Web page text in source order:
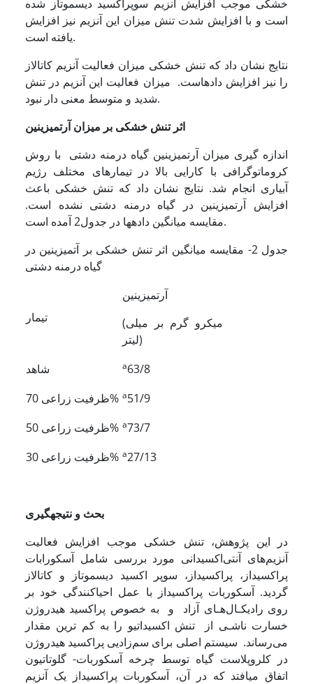
خشکی موجب افزایش آنزیم سوپراکسید دیسموتاز شده
است و با افزایش شدت تنش میزان این آنزیم نیز افزایش
یافته است.
نتایج نشان داد که تنش خشکی میزان فعالیت آنزیم کاتالاز
را نیز افزایش داده­است. میزان فعالیت این آنزیم در تنش
شدید و متوسط معنی دار نبود.
اثر تنش خشکی بر میزان آرتمیزینین
اندازه گیری میزان آرتمیزینین گیاه درمنه دشتی با روش
کروماتوگرافی با کارایی بالا در تیمارهای مختلف رژیم
آبیاری انجام شد. نتایج نشان داد که تنش خشکی باعث
افزایش آرتمیزینین در گیاه درمنه دشتی نشده است.
مقایسه میانگین داده­ها در جدول2 آمده است.
جدول 2- مقایسه میانگین اثر تنش خشکی بر آتمیزینین در
گیاه درمنه دشتی
تیمار
آرتمیزینین
(میکرو گرم بر میلی
لیتر)
شاهد
a63/8
ظرفیت زراعی 70% a51/9
ظرفیت زراعی 50% a73/7
ظرفیت زراعی 30% a27/13
بحث و نتیجه­گیری
در این پژوهش، تنش خشکی موجب افزایش فعالیت
آنزیم‌های آنتی‌اکسیدانی مورد بررسی شامل آسکورابات
پراکسیداز، پراکسیداز، سوپر اکسید دیسموتاز و کاتالاز
گردید. آسکوربات پراکسیداز با عمل اﺣﯿﺎﮐﻨﻨﺪگی خود بر
روی رادﯾﮑـﺎل‌ﻫـﺎی آزاد و ﺑﻪ ﺧﺼﻮص ﭘﺮاﮐﺴﯿﺪ ﻫﯿﺪروژن
ﺧﺴﺎرت ﻧﺎﺷـﯽ از ﺗﻨﺶ اﮐﺴﯿﺪاﺗﯿﻮ را ﺑﻪ ﮐﻢ ﺗﺮﯾﻦ ﻣﻘﺪار
ﻣﯽ‌رساند. سیستم اصلی برای سم‌زادیی پراکسید هیدروژن
در کلروپلاست گیاه توسط چرخه آسکوربات- گلوتاتیون
اتفاق می­افتد که در آن، آسکوربات پراکسیداز یک آنزیم